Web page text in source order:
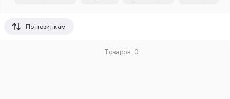
По новинкам
Товаров: 0